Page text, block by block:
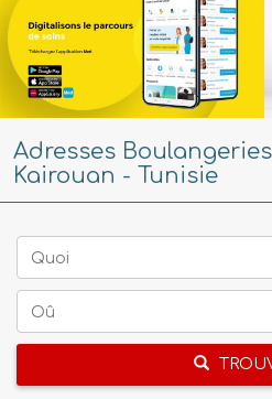
Adresses
Kairouan - Tunisie
Quoi
Oû